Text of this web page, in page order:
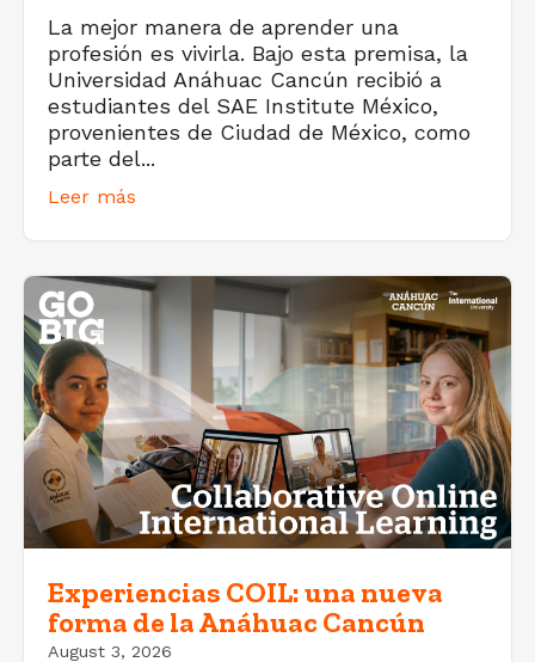
La mejor manera de aprender una
profesión es vivirla. Bajo esta premisa, la
Universidad Anáhuac Cancún recibió a
estudiantes del SAE Institute México,
provenientes de Ciudad de México, como
parte del...
Leer más
Experiencias COIL: una nueva
forma de la Anáhuac Cancún
August 3, 2026